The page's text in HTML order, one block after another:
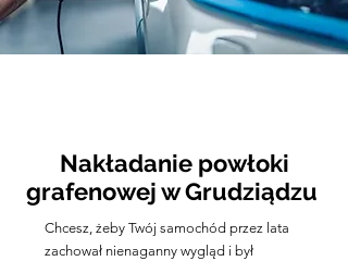
Nakładanie powłoki
grafenowej w Grudziądzu
Chcesz, żeby Twój samochód przez lata
zachował nienaganny wygląd i był